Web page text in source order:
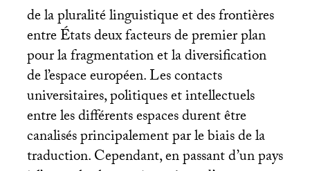
de la pluralité linguistique et des frontières
entre États deux facteurs de premier plan
pour la fragmentation et la diversification
de l’espace européen. Les contacts
universitaires, politiques et intellectuels
entre les différents espaces durent être
canalisés principalement par le biais de la
traduction. Cependant, en passant d’un pays